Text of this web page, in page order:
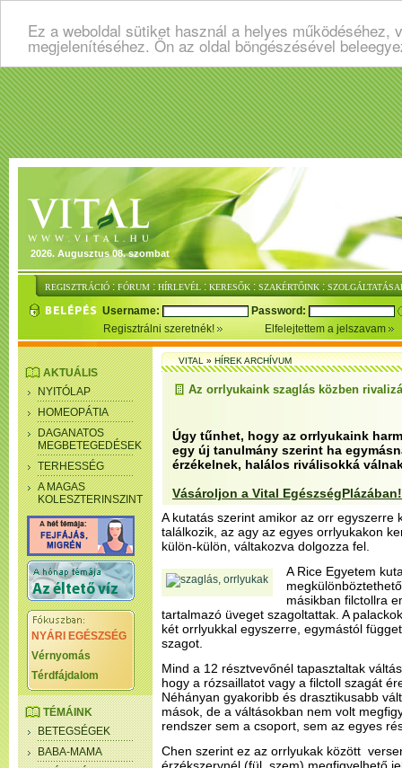
Ez a weboldal sütiket használ a helyes
megjelenítéséhez. Ön az oldal böngészésével
2026. Augusztus 08. szombat
REGISZTRÁCIÓ : FÓRUM : HÍRLEVÉL : KERESŐK : SZAKÉRTŐINK :
Username:
Password:
Regisztrálni szeretnék!
Elfelejtettem a jelszavam
AKTUÁLIS
NYITÓLAP
HOMEOPÁTIA
DAGANATOS
MEGBETEGEDÉSEK
TERHESSÉG
A MAGAS
KOLESZTERINSZINT
NYÁRI EGÉSZSÉG
Vérnyomás
Térdfájdalom
TÉMÁINK
BETEGSÉGEK
BABA-MAMA
VITAL»HÍREK ARCHÍVUM
Az orrlyukaink szaglás közben
Úgy tűnhet, hogy az orrlyukaink
egy új tanulmány szerint ha
érzékelnek, halálos riválisokká
Vásároljon a Vital EgészségPlázában!
A kutatás szerint amikor az orr egyszerre
találkozik, az agy az egyes orrlyukakon
külön-külön, váltakozva dolgozza fel.
A Rice Egyetem
másikban filctollra
tartalmazó üveget szagoltattak. A
két orrlyukkal egyszerre, egymástól
szagot.
Mind a 12 résztvevőnél tapasztaltak
hogy a rózsaillatot vagy a filctoll szagát
Néhányan gyakoribb és drasztikusabb
mások, de a váltásokban nem volt
rendszer sem a csoport, sem az egyes
Chen szerint ez az orrlyukak között